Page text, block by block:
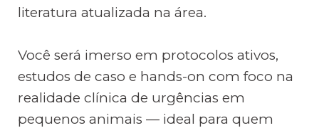
literatura atualizada na área.
Você será imerso em protocolos ativos,
estudos de caso e hands-on com foco na
realidade clínica de urgências em
pequenos animais — ideal para quem